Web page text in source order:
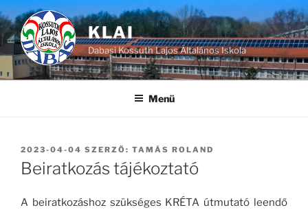
Tartalomhoz
KLAI
Dabasi Kossuth Lajos Általános Iskola
Menü
BEKÜLDVE:
2023-04-04 SZERZŐ: TAMÁS ROLAND
Beiratkozás tájékoztató
A beiratkozáshoz szükséges KRÉTA útmutató leendő